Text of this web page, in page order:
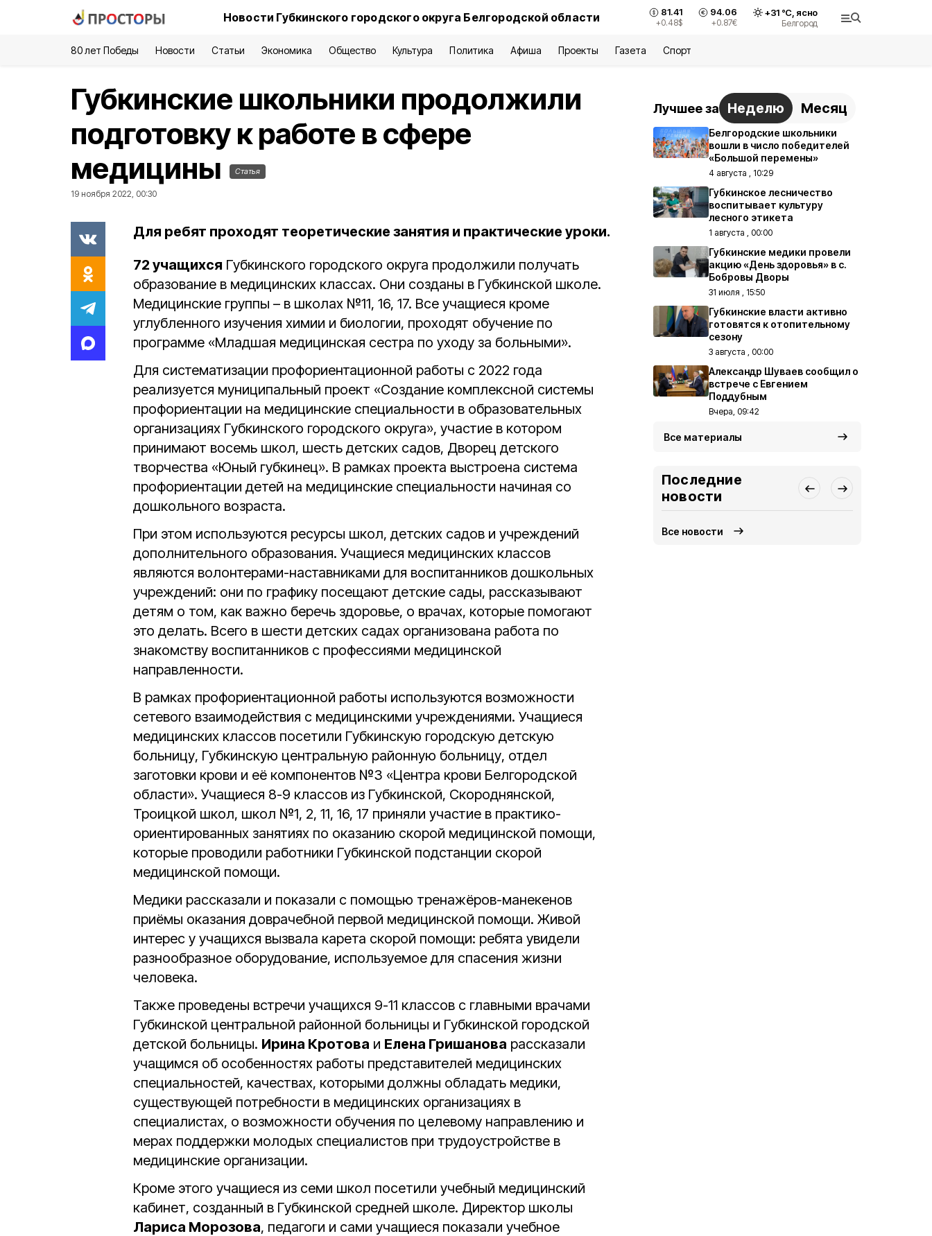
Новости Губкинского городского округа Белгородской области 81.41
+0.48$
94.06
+0.87€
+31°С, ясно
Белгород
80 лет Победы Новости Статьи Экономика Общество Культура Политика Афиша Проекты Газета Спорт
Губкинские школьники продолжили
подготовку к работе в сфере
медицины
Статья
19 ноября 2022, 00:30
Для ребят проходят теоретические занятия и практические уроки.
72 учащихся Губкинского городского округа продолжили получать
образование в медицинских классах. Они созданы в Губкинской школе.
Медицинские группы – в школах №11, 16, 17. Все учащиеся кроме
углубленного изучения химии и биологии, проходят обучение по
программе «Младшая медицинская сестра по уходу за больными».
Для систематизации профориентационной работы с 2022 года
реализуется муниципальный проект «Создание комплексной системы
профориентации на медицинские специальности в образовательных
организациях Губкинского городского округа», участие в котором
принимают восемь школ, шесть детских садов, Дворец детского
творчества «Юный губкинец». В рамках проекта выстроена система
профориентации детей на медицинские специальности начиная со
дошкольного возраста.
При этом используются ресурсы школ, детских садов и учреждений
дополнительного образования. Учащиеся медицинских классов
являются волонтерами-наставниками для воспитанников дошкольных
учреждений: они по графику посещают детские сады, рассказывают
детям о том, как важно беречь здоровье, о врачах, которые помогают
это делать. Всего в шести детских садах организована работа по
знакомству воспитанников с профессиями медицинской
направленности.
В рамках профориентационной работы используются возможности
сетевого взаимодействия с медицинскими учреждениями. Учащиеся
медицинских классов посетили Губкинскую городскую детскую
больницу, Губкинскую центральную районную больницу, отдел
заготовки крови и её компонентов №3 «Центра крови Белгородской
области». Учащиеся 8-9 классов из Губкинской, Скороднянской,
Троицкой школ, школ №1, 2, 11, 16, 17 приняли участие в практико-
ориентированных занятиях по оказанию скорой медицинской помощи,
которые проводили работники Губкинской подстанции скорой
медицинской помощи.
Медики рассказали и показали с помощью тренажёров-манекенов
приёмы оказания доврачебной первой медицинской помощи. Живой
интерес у учащихся вызвала карета скорой помощи: ребята увидели
разнообразное оборудование, используемое для спасения жизни
человека.
Также проведены встречи учащихся 9-11 классов с главными врачами
Губкинской центральной районной больницы и Губкинской городской
детской больницы. Ирина Кротова и Елена Гришанова рассказали
учащимся об особенностях работы представителей медицинских
специальностей, качествах, которыми должны обладать медики,
существующей потребности в медицинских организациях в
специалистах, о возможности обучения по целевому направлению и
мерах поддержки молодых специалистов при трудоустройстве в
медицинские организации.
Кроме этого учащиеся из семи школ посетили учебный медицинский
кабинет, созданный в Губкинской средней школе. Директор школы
Лариса Морозова, педагоги и сами учащиеся показали учебное
Лучшее за Неделю Месяц
Белгородские школьники
вошли в число победителей
«Большой перемены»
4 августа , 10:29
Губкинское лесничество
воспитывает культуру
лесного этикета
1 августа , 00:00
Губкинские медики провели
акцию «День здоровья» в с.
Бобровы Дворы
31 июля , 15:50
Губкинские власти активно
готовятся к отопительному
сезону
3 августа , 00:00
Александр Шуваев сообщил о
встрече с Евгением
Поддубным
Вчера, 09:42
Все материалы
Последние
новости
Все новости